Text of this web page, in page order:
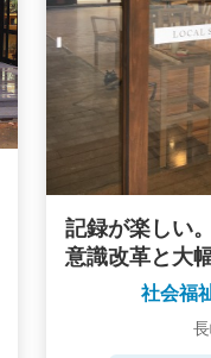
記録が楽しい
意識改革と大
社会福